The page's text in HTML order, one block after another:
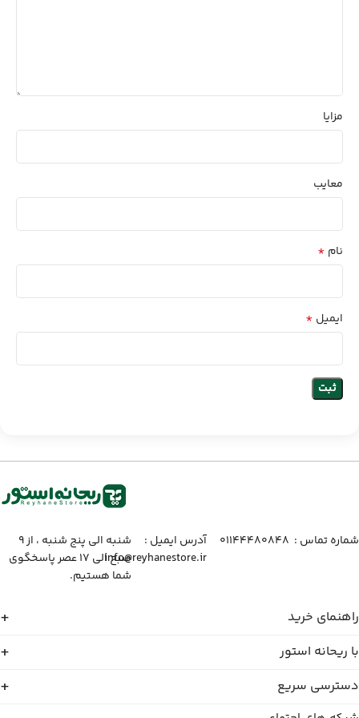
مزایا
معایب
نام *
ایمیل *
شماره تماس :‌ ۰۱۱۴۴۴۸۰۸۴۸
آدرس ایمیل :‌
info@reyhanestore.ir
شنبه الی پنج شنبه ، از ۹
صبح الی ۱۷ عصر پاسخگوی
شما هستیم.
راهنمای خرید
با ریحانه استور
دسترسی سریع